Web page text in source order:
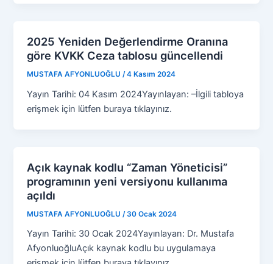
2025 Yeniden Değerlendirme Oranına
göre KVKK Ceza tablosu güncellendi
MUSTAFA AFYONLUOĞLU /4 Kasım 2024
Yayın Tarihi: 04 Kasım 2024Yayınlayan: –İlgili tabloya
erişmek için lütfen buraya tıklayınız.
Açık kaynak kodlu “Zaman Yöneticisi”
programının yeni versiyonu kullanıma
açıldı
MUSTAFA AFYONLUOĞLU /30 Ocak 2024
Yayın Tarihi: 30 Ocak 2024Yayınlayan: Dr. Mustafa
AfyonluoğluAçık kaynak kodlu bu uygulamaya